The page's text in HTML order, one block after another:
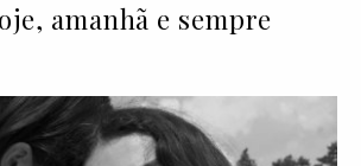
amanhã e sempre